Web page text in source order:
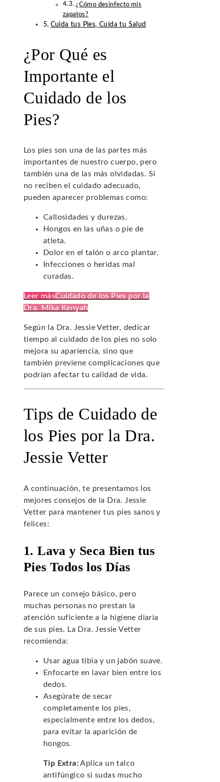
¿Cómo desinfecto mis
zapatos?
Cuida tus Pies, Cuida tu Salud
¿Por Qué es
Importante el
Cuidado de los
Pies?
Los pies son una de las partes más
importantes de nuestro cuerpo, pero
también una de las más olvidadas. Si
no reciben el cuidado adecuado,
pueden aparecer problemas como:
Callosidades y durezas.
Hongos en las uñas o pie de
atleta.
Dolor en el talón o arco plantar.
Infecciones o heridas mal
curadas.
Leer másCuidado de los Pies por la
Dra. Mika Kenyah
Según la Dra. Jessie Vetter, dedicar
tiempo al cuidado de los pies no solo
mejora su apariencia, sino que
también previene complicaciones que
podrían afectar tu calidad de vida.
Tips de Cuidado de
los Pies por la Dra.
Jessie Vetter
A continuación, te presentamos los
mejores consejos de la Dra. Jessie
Vetter para mantener tus pies sanos y
felices:
1. Lava y Seca Bien tus
Pies Todos los Días
Parece un consejo básico, pero
muchas personas no prestan la
atención suficiente a la higiene diaria
de sus pies. La Dra. Jessie Vetter
recomienda:
Usar agua tibia y un jabón suave.
Enfocarte en lavar bien entre los
dedos.
Asegúrate de secar
completamente los pies,
especialmente entre los dedos,
para evitar la aparición de
hongos.
Tip Extra:Aplica un talco
antifúngico si sudas mucho